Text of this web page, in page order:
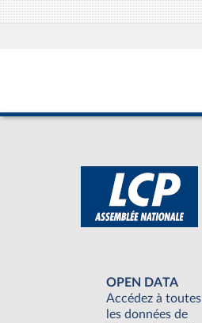
OPEN DATA
Accédez à toutes
les données de